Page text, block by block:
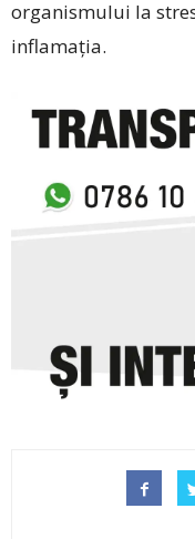
organismului la
inflamația.